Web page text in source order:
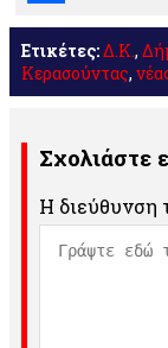
Μοιραστείτε
Ετικέτες:Δ.Κ.,
Κερασούντας,
Σχολιάστε
Η διεύθυνση